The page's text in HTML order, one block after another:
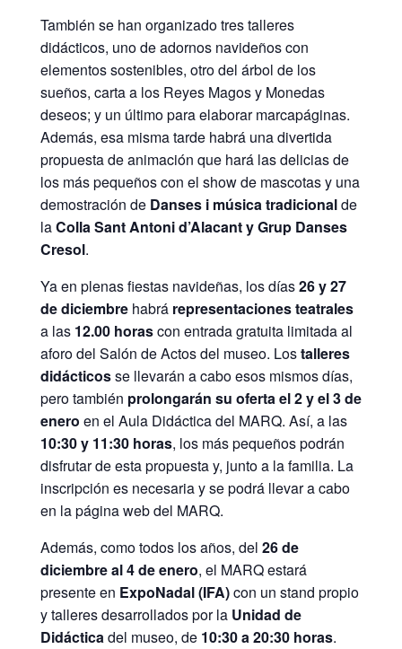
También se han organizado tres talleres
didácticos, uno de adornos navideños con
elementos sostenibles, otro del árbol de los
sueños, carta a los Reyes Magos y Monedas
deseos; y un último para elaborar marcapáginas.
Además, esa misma tarde habrá una divertida
propuesta de animación que hará las delicias de
los más pequeños con el show de mascotas y una
demostración de Danses i música tradicionalde
laColla Sant Antoni d’Alacant y Grup Danses
Cresol.
Ya en plenas fiestas navideñas, los días26 y 27
de diciembrehabrá representaciones teatrales
a las 12.00 horascon entrada gratuita limitada al
aforo del Salón de Actos del museo. Lostalleres
didácticosse llevarán a cabo esos mismos días,
pero también prolongarán su oferta el 2 y el 3 de
enero en el Aula Didáctica del MARQ. Así, a las
10:30 y 11:30 horas, los más pequeños podrán
disfrutar de esta propuesta y, junto a la familia. La
inscripción es necesaria y se podrá llevar a cabo
en la página web del MARQ.
Además, como todos los años, del 26 de
diciembre al 4 de enero, el MARQ estará
presente en ExpoNadal (IFA)con un stand propio
y talleres desarrollados por la Unidad de
Didácticadel museo, de 10:30 a 20:30 horas.